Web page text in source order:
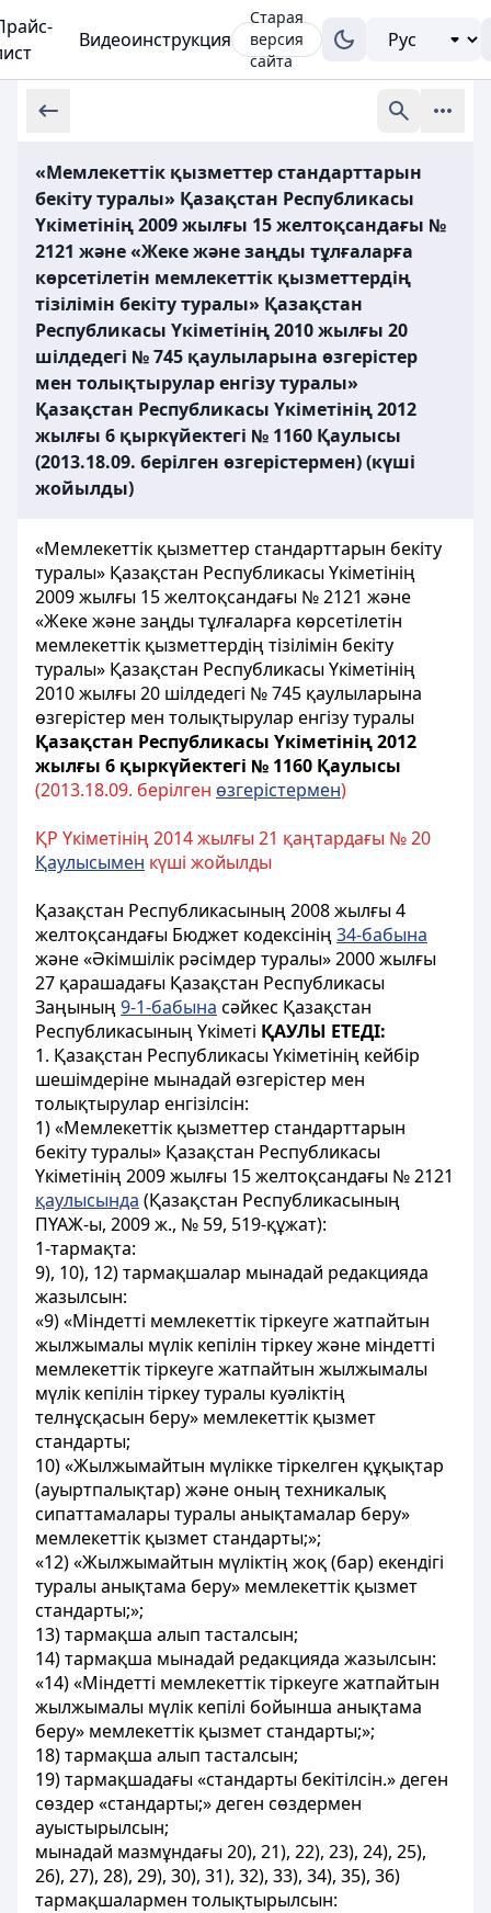
Видеоинструкция
Старая
версия
сайта
«Мемлекеттік қызметтер стандарттарын
бекіту туралы» Қазақстан Республикасы
Үкіметінің 2009 жылғы 15 желтоқсандағы №
2121 және «Жеке және заңды тұлғаларға
көрсетілетін мемлекеттік қызметтердің
тізілімін бекіту туралы» Қазақстан
Республикасы Үкіметінің 2010 жылғы 20
шілдедегі № 745 қаулыларына өзгерістер
мен толықтырулар енгізу туралы»
Қазақстан Республикасы Үкіметінің 2012
жылғы 6 қыркүйектегі № 1160 Қаулысы
(2013.18.09. берілген өзгерістермен) (күші
жойылды)
«Мемлекеттік қызметтер стандарттарын бекіту
туралы» Қазақстан Республикасы Үкіметінің
2009 жылғы 15 желтоқсандағы № 2121 және
«Жеке және заңды тұлғаларға көрсетілетін
мемлекеттік қызметтердің тізілімін бекіту
туралы» Қазақстан Республикасы Үкіметінің
2010 жылғы 20 шілдедегі № 745 қаулыларына
өзгерістер мен толықтырулар енгізу туралы
Қазақстан Республикасы Үкіметінің 2012
жылғы 6 қыркүйектегі № 1160 Қаулысы
(2013.18.09. берілген өзгерістермен)
ҚР Үкіметінің 2014 жылғы 21 қаңтардағы № 20
Қаулысымен күші жойылды
Қазақстан Республикасының 2008 жылғы 4
желтоқсандағы Бюджет кодексінің34-бабына
және «Әкімшілік рәсімдер туралы» 2000 жылғы
27 қарашадағы Қазақстан Республикасы
Заңының9-1-бабына сәйкес Қазақстан
Республикасының Үкіметі ҚАУЛЫ ЕТЕДІ:
1. Қазақстан Республикасы Үкіметінің кейбір
шешімдеріне мынадай өзгерістер мен
толықтырулар енгізілсін:
1) «Мемлекеттік қызметтер стандарттарын
бекіту туралы» Қазақстан Республикасы
Үкіметінің 2009 жылғы 15 желтоқсандағы № 2121
қаулысында (Қазақстан Республикасының
ПҮАЖ-ы, 2009 ж., № 59, 519-құжат):
1-тармақта:
9), 10), 12) тармақшалар мынадай редакцияда
жазылсын:
«9) «Міндетті мемлекеттік тіркеуге жатпайтын
жылжымалы мүлік кепілін тіркеу және міндетті
мемлекеттік тіркеуге жатпайтын жылжымалы
мүлік кепілін тіркеу туралы куәліктің
телнұсқасын беру» мемлекеттік қызмет
стандарты;
10) «Жылжымайтын мүлікке тіркелген құқықтар
(ауыртпалықтар) және оның техникалық
сипаттамалары туралы анықтамалар беру»
мемлекеттік қызмет стандарты;»;
«12) «Жылжымайтын мүліктің жоқ (бар) екендігі
туралы анықтама беру» мемлекеттік қызмет
стандарты;»;
13) тармақша алып тасталсын;
14) тармақша мынадай редакцияда жазылсын:
«14) «Міндетті мемлекеттік тіркеуге жатпайтын
жылжымалы мүлік кепілі бойынша анықтама
беру» мемлекеттік қызмет стандарты;»;
18) тармақша алып тасталсын;
19) тармақшадағы «стандарты бекітілсін.» деген
сөздер «стандарты;» деген сөздермен
ауыстырылсын;
мынадай мазмұндағы 20), 21), 22), 23), 24), 25),
26), 27), 28), 29), 30), 31), 32), 33), 34), 35), 36)
тармақшалармен толықтырылсын: